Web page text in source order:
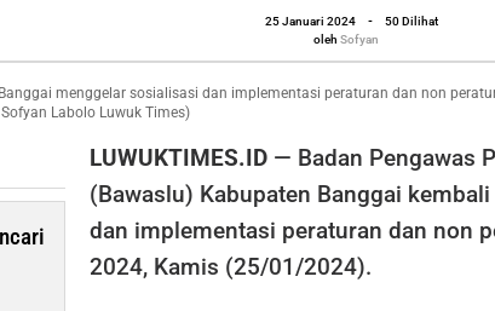
Hoax
Berbasis
25 Januari 2024
oleh
Sofyan
-
50 Dilihat
oleh Sofyan
menggelar sosialisasi dan implementasi peraturan dan non
Labolo Luwuk Times)
LUWUKTIMES.ID— Badan Pengawas
(Bawaslu) Kabupaten Banggai
dan implementasi peraturan dan non
2024, Kamis (25/01/2024).